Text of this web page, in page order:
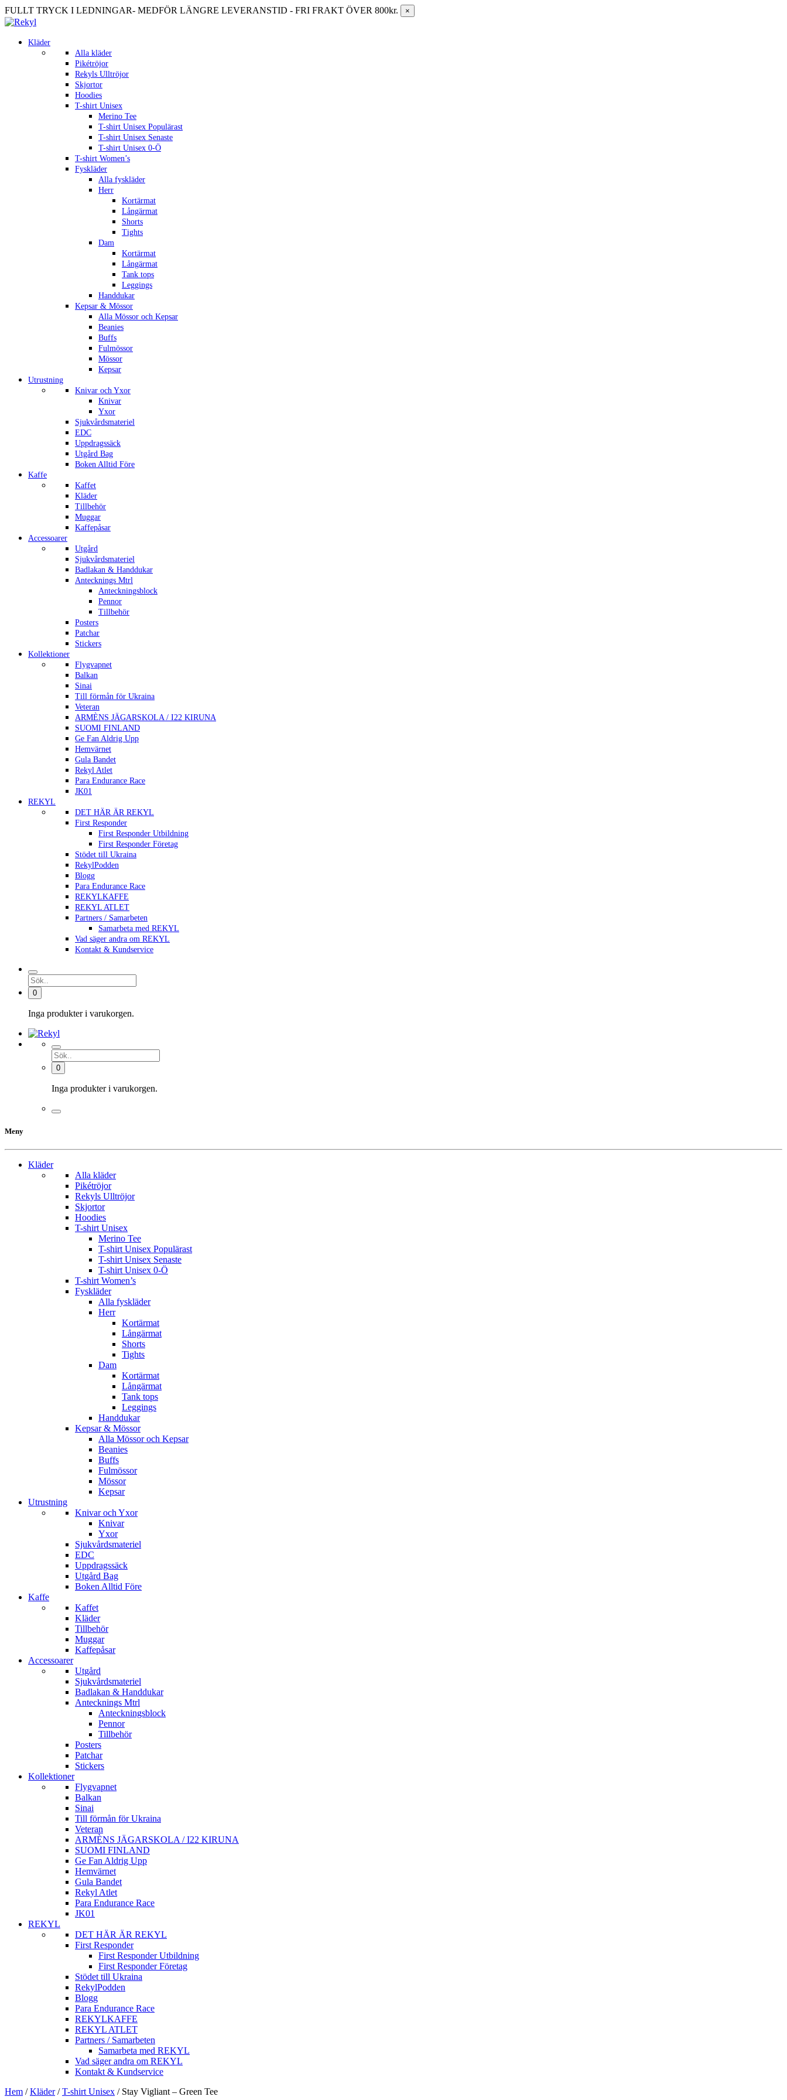
FULLT TRYCK I LEDNINGAR- MEDFÖR LÄNGRE LEVERANSTID - FRI FRAKT ÖVER 800kr. ×
Kläder
Alla kläder
Pikétröjor
Rekyls Ulltröjor
Skjortor
Hoodies
T-shirt Unisex
Merino Tee
T-shirt Unisex Populärast
T-shirt Unisex Senaste
T-shirt Unisex 0-Ö
T-shirt Women’s
Fyskläder
Alla fyskläder
Herr
Kortärmat
Långärmat
Shorts
Tights
Dam
Kortärmat
Långärmat
Tank tops
Leggings
Handdukar
Kepsar & Mössor
Alla Mössor och Kepsar
Beanies
Buffs
Fulmössor
Mössor
Kepsar
Utrustning
Knivar och Yxor
Knivar
Yxor
Sjukvårdsmateriel
EDC
Uppdragssäck
Utgård Bag
Boken Alltid Före
Kaffe
Kaffet
Kläder
Tillbehör
Muggar
Kaffepåsar
Accessoarer
Utgård
Sjukvårdsmateriel
Badlakan & Handdukar
Antecknings Mtrl
Anteckningsblock
Pennor
Tillbehör
Posters
Patchar
Stickers
Kollektioner
Flygvapnet
Balkan
Sinai
Till förmån för Ukraina
Veteran
ARMÈNS JÄGARSKOLA / I22 KIRUNA
SUOMI FINLAND
Ge Fan Aldrig Upp
Hemvärnet
Gula Bandet
Rekyl Atlet
Para Endurance Race
JK01
REKYL
DET HÄR ÄR REKYL
First Responder
First Responder Utbildning
First Responder Företag
Stödet till Ukraina
RekylPodden
Blogg
Para Endurance Race
REKYLKAFFE
REKYL ATLET
Partners / Samarbeten
Samarbeta med REKYL
Vad säger andra om REKYL
Kontakt & Kundservice
0
Inga produkter i varukorgen.
0
Inga produkter i varukorgen.
Meny
Kläder
Alla kläder
Pikétröjor
Rekyls Ulltröjor
Skjortor
Hoodies
T-shirt Unisex
Merino Tee
T-shirt Unisex Populärast
T-shirt Unisex Senaste
T-shirt Unisex 0-Ö
T-shirt Women’s
Fyskläder
Alla fyskläder
Herr
Kortärmat
Långärmat
Shorts
Tights
Dam
Kortärmat
Långärmat
Tank tops
Leggings
Handdukar
Kepsar & Mössor
Alla Mössor och Kepsar
Beanies
Buffs
Fulmössor
Mössor
Kepsar
Utrustning
Knivar och Yxor
Knivar
Yxor
Sjukvårdsmateriel
EDC
Uppdragssäck
Utgård Bag
Boken Alltid Före
Kaffe
Kaffet
Kläder
Tillbehör
Muggar
Kaffepåsar
Accessoarer
Utgård
Sjukvårdsmateriel
Badlakan & Handdukar
Antecknings Mtrl
Anteckningsblock
Pennor
Tillbehör
Posters
Patchar
Stickers
Kollektioner
Flygvapnet
Balkan
Sinai
Till förmån för Ukraina
Veteran
ARMÈNS JÄGARSKOLA / I22 KIRUNA
SUOMI FINLAND
Ge Fan Aldrig Upp
Hemvärnet
Gula Bandet
Rekyl Atlet
Para Endurance Race
JK01
REKYL
DET HÄR ÄR REKYL
First Responder
First Responder Utbildning
First Responder Företag
Stödet till Ukraina
RekylPodden
Blogg
Para Endurance Race
REKYLKAFFE
REKYL ATLET
Partners / Samarbeten
Samarbeta med REKYL
Vad säger andra om REKYL
Kontakt & Kundservice
Hem / Kläder / T-shirt Unisex /Stay Vigliant – Green Tee